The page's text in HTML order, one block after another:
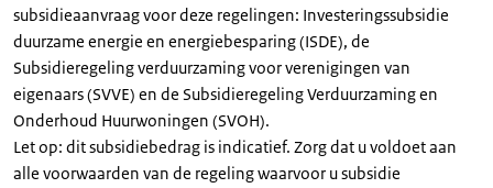
subsidieaanvraag voor deze regelingen: Investeringssubsidie
duurzame energie en energiebesparing (ISDE), de
Subsidieregeling verduurzaming voor verenigingen van
eigenaars (SVVE) en de Subsidieregeling Verduurzaming en
Onderhoud Huurwoningen (SVOH).
Let op: dit subsidiebedrag is indicatief. Zorg dat u voldoet aan
alle voorwaarden van de regeling waarvoor u subsidie